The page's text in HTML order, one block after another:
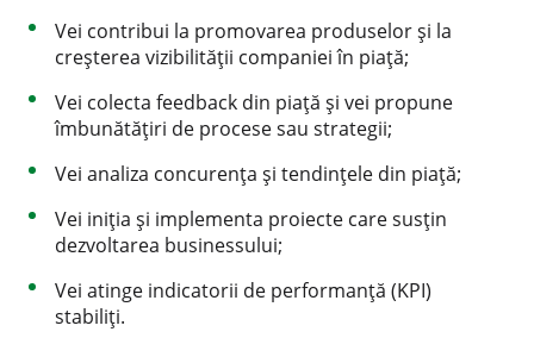
Vei contribui la promovarea produselor și la
creșterea vizibilității companiei în piață;
Vei colecta feedback din piață și vei propune
îmbunătățiri de procese sau strategii;
Vei analiza concurența și tendințele din piață;
Vei iniția și implementa proiecte care susțin
dezvoltarea businessului;
Vei atinge indicatorii de performanță (KPI)
stabiliți.